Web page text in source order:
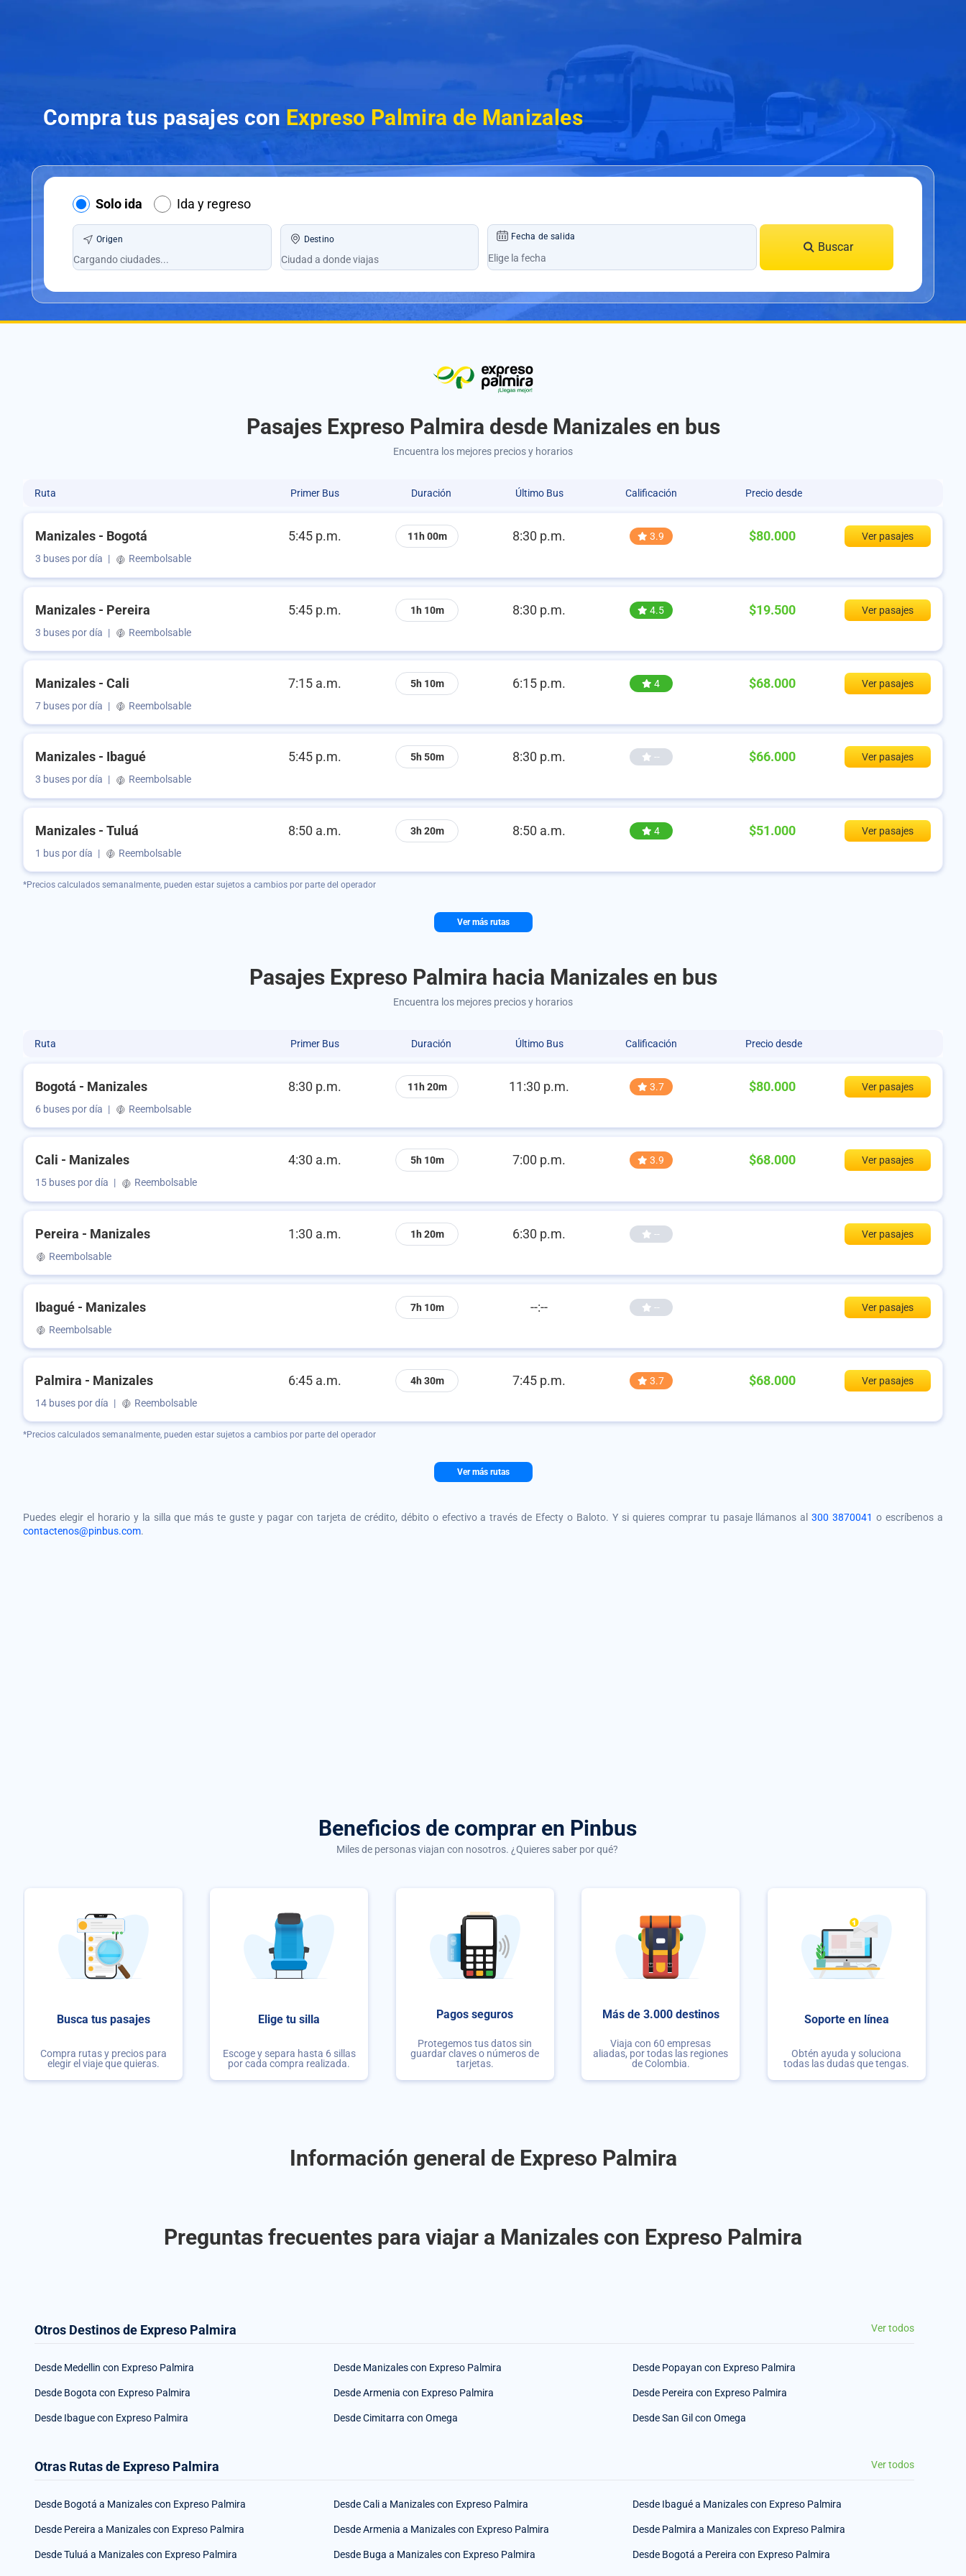
Compra tus pasajes con Expreso Palmira de Manizales
Solo ida Ida y regreso
Origen Destino Fecha de salida
Buscar
Pasajes Expreso Palmira desde Manizales en bus
Encuentra los mejores precios y horarios
Ruta Primer Bus Duración Último Bus Calificación Precio desde
Manizales - Bogotá 5:45 p.m. 11h 00m 8:30 p.m. 3.9 $80.000
Ver pasajes
3 buses por día | Reembolsable
Manizales - Pereira 5:45 p.m. 1h 10m 8:30 p.m. 4.5 $19.500
Ver pasajes
3 buses por día | Reembolsable
Manizales - Cali 7:15 a.m. 5h 10m 6:15 p.m. 4 $68.000
Ver pasajes
7 buses por día | Reembolsable
Manizales - Ibagué 5:45 p.m. 5h 50m 8:30 p.m. -- $66.000
Ver pasajes
3 buses por día | Reembolsable
Manizales - Tuluá 8:50 a.m. 3h 20m 8:50 a.m. 4 $51.000
Ver pasajes
1 bus por día | Reembolsable
*Precios calculados semanalmente, pueden estar sujetos a cambios por parte del operador
Ver más rutas
Pasajes Expreso Palmira hacia Manizales en bus
Encuentra los mejores precios y horarios
Ruta Primer Bus Duración Último Bus Calificación Precio desde
Bogotá - Manizales 8:30 p.m. 11h 20m 11:30 p.m. 3.7 $80.000
Ver pasajes
6 buses por día | Reembolsable
Cali - Manizales 4:30 a.m. 5h 10m 7:00 p.m. 3.9 $68.000
Ver pasajes
15 buses por día | Reembolsable
Pereira - Manizales 1:30 a.m. 1h 20m 6:30 p.m. --
Ver pasajes
Reembolsable
Ibagué - Manizales 7h 10m --:-- --
Ver pasajes
Reembolsable
Palmira - Manizales 6:45 a.m. 4h 30m 7:45 p.m. 3.7 $68.000
Ver pasajes
14 buses por día | Reembolsable
*Precios calculados semanalmente, pueden estar sujetos a cambios por parte del operador
Ver más rutas
Puedes elegir el horario y la silla que más te guste y pagar con tarjeta de crédito, débito o efectivo a través de Efecty o Baloto. Y si quieres comprar tu pasaje llámanos al300 3870041 o escríbenos a
contactenos@pinbus.com.
Beneficios de comprar en Pinbus
Miles de personas viajan con nosotros. ¿Quieres saber por qué?
Busca tus pasajes
Compra rutas y precios para
elegir el viaje que quieras.
Elige tu silla
Escoge y separa hasta 6 sillas
por cada compra realizada.
Pagos seguros
Protegemos tus datos sin
guardar claves o números de
tarjetas.
Más de 3.000 destinos
Viaja con 60 empresas
aliadas, por todas las regiones
de Colombia.
Soporte en línea
Obtén ayuda y soluciona
todas las dudas que tengas.
Información general de Expreso Palmira
Preguntas frecuentes para viajar a Manizales con Expreso Palmira
Otros Destinos de Expreso Palmira Ver todos
Desde Medellin con Expreso Palmira Desde Manizales con Expreso Palmira Desde Popayan con Expreso Palmira
Desde Bogota con Expreso Palmira Desde Armenia con Expreso Palmira Desde Pereira con Expreso Palmira
Desde Ibague con Expreso Palmira Desde Cimitarra con Omega Desde San Gil con Omega
Otras Rutas de Expreso Palmira Ver todos
Desde Bogotá a Manizales con Expreso Palmira Desde Cali a Manizales con Expreso Palmira Desde Ibagué a Manizales con Expreso Palmira
Desde Pereira a Manizales con Expreso Palmira Desde Armenia a Manizales con Expreso Palmira Desde Palmira a Manizales con Expreso Palmira
Desde Tuluá a Manizales con Expreso Palmira Desde Buga a Manizales con Expreso Palmira Desde Bogotá a Pereira con Expreso Palmira